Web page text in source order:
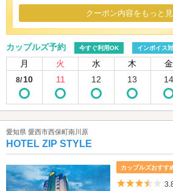
クーポン内容をもっと
カップルズ予約 今すぐ利用OK インボイス
月 火 水 木 金
8/ 10 11 12 13 14
愛知県 愛西市西保町南川原
HOTEL ZIP STYLE
カップルズおすす
5